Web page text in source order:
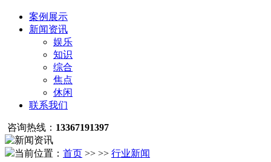
案例展示
新闻资讯
娱乐
知识
综合
焦点
休闲
联系我们
咨询热线： 13367191397
当前位置： 首页 >> >> 行业新闻